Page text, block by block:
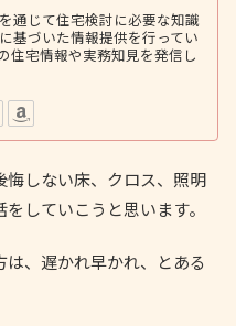
通じて住宅検討に必要な知識
基づいた情報提供を行ってい
住宅情報や実務知見を発信し
しない床、クロス、照明
していこうと思います。
、遅かれ早かれ、とある